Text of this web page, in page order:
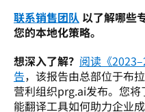
联系销售团队 以了解哪些
您的本地化策略。
想深入了解？ 阅读《
告，该报告由总部位于布
营利组织prg.ai发布。您
能翻译工具如何助力企业